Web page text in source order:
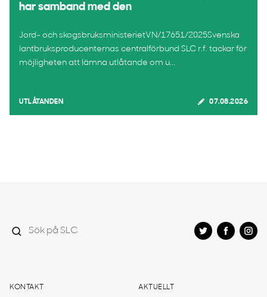
har samband med den
Jord- och skogsbruksministerietVN/17651/2025Svenska
lantbruksproducenternas centralförbund SLC r.f. tackar för
möjligheten att lämna utlåtande om u...
UTLÅTANDEN 07.08.2026
KONTAKT AKTUELLT